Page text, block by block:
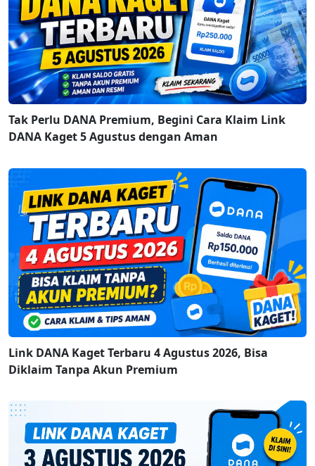
Tak Perlu DANA Premium, Begini Cara Klaim Link
DANA Kaget 5 Agustus dengan Aman
Link DANA Kaget Terbaru 4 Agustus 2026, Bisa
Diklaim Tanpa Akun Premium